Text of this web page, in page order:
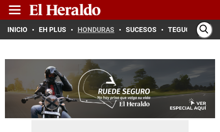
INICIO EH PLUS HONDURAS SUCESOS TEGUCIGALPA